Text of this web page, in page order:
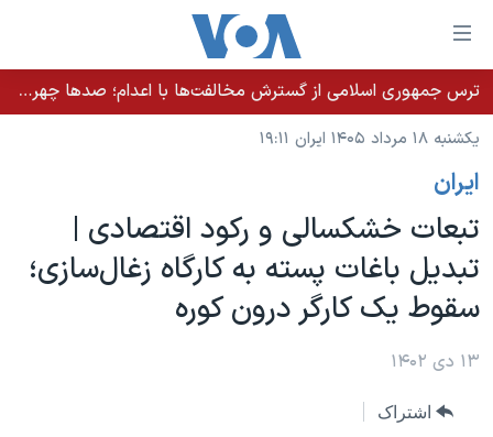
لینکهای
قابل
دسترسی
جهش
محتوای
اصلی
جهش
به
صفحه
جهش
خانه
نسخه سبک وب‌سایت
موضوع ها
ایران
آمریکا
جهان
ورزشی
برنامه های تلویزیونی
جدول برنامه ها
صفحه‌های ویژه
جام جهانی ۲۰۲۶
فرکانس‌های صدای آمریکا
پخش رادیویی
ترس جمهوری اسلامی از گسترش مخالفت‌ها با اعدام؛ صدها چهره شناخته‌شده به دادسرا احضار شدند
یکشنبه ۱۸ مرداد ۱۴۰۵ ایران ۱۹:۱۱
ايران
تبعات خشکسالی و رکود اقتصادی |
تبدیل باغات پسته به کارگاه زغال‌سازی؛
سقوط یک کارگر درون کوره
۱۳ دی ۱۴۰۲
اشتراک